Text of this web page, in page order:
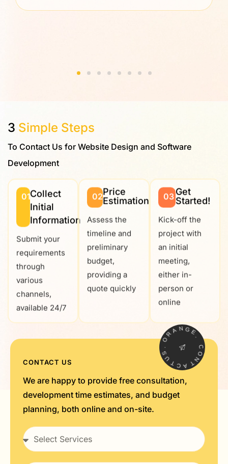
3 Simple Steps
To Contact Us for Website Design and Software
Development
01Collect
Initial
Information
Submit your
requirements
through
various
channels,
available 24/7
02Price
Estimation
Assess the
timeline and
preliminary
budget,
providing a
quote quickly
03Get
Started!
Kick-off the
project with
an initial
meeting,
either in-
person or
online
CONTACT US
We are happy to provide free consultation,
development time estimates, and budget
planning, both online and on-site.
C
O
N
T
A
C
T
U
S
.
O
R A NG
E